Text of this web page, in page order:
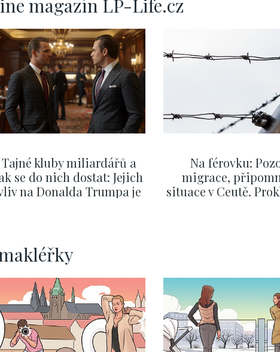
magazín LP-Life.cz
Tajné kluby miliardářů a
se do nich dostat: Jejich
na Donalda Trumpa je
Na férovku:
migrace,
situace v Ceutě.